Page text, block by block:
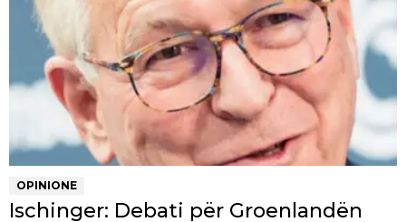
OPINIONE
Ischinger: Debati për Groenlandën